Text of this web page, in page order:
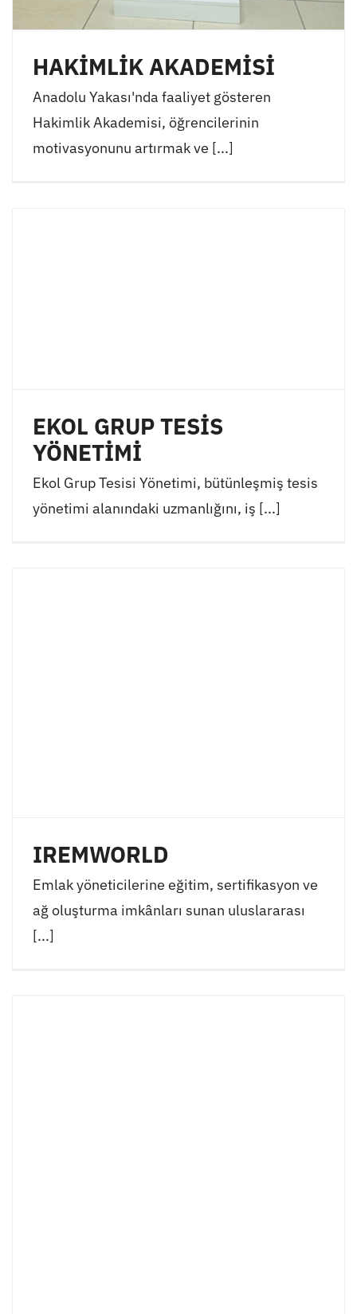
HAKİMLİK AKADEMİSİ
Anadolu Yakası'nda faaliyet gösteren
Hakimlik Akademisi, öğrencilerinin
motivasyonunu artırmak ve [...]
EKOL GRUP TESİS
YÖNETİMİ
Ekol Grup Tesisi Yönetimi, bütünleşmiş tesis
yönetimi alanındaki uzmanlığını, iş [...]
IREMWORLD
Emlak yöneticilerine eğitim, sertifikasyon ve
ağ oluşturma imkânları sunan uluslararası
[...]